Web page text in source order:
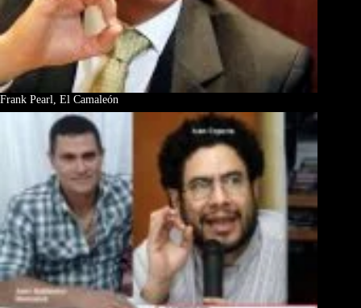
Frank Pearl, El Camaleón